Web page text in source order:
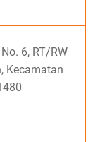
6, RT/RW
Kecamatan